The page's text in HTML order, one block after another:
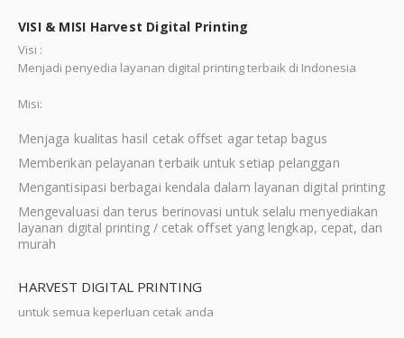
VISI & MISI Harvest Digital Printing
Visi :
Menjadi penyedia layanan digital printing terbaik di Indonesia
Misi:
Menjaga kualitas hasil cetak offset agar tetap bagus
Memberikan pelayanan terbaik untuk setiap pelanggan
Mengantisipasi berbagai kendala dalam layanan digital printing
Mengevaluasi dan terus berinovasi untuk selalu menyediakan
layanan digital printing / cetak offset yang lengkap, cepat, dan
murah
HARVEST DIGITAL PRINTING
untuk semua keperluan cetak anda